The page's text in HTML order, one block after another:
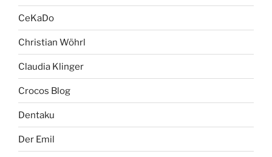
CeKaDo
Christian Wöhrl
Claudia Klinger
Crocos Blog
Dentaku
Der Emil